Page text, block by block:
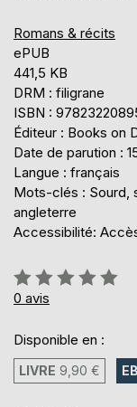
Romans & récits
ePUB
441,5 KB
DRM : filigrane
ISBN :
Éditeur : Books on
Date de parution :
Langue : français
Mots-clés : Sourd,
angleterre
Accessibilité:
Évaluation:
0%
0 avis
Disponible en :
LIVRE 9,90 €